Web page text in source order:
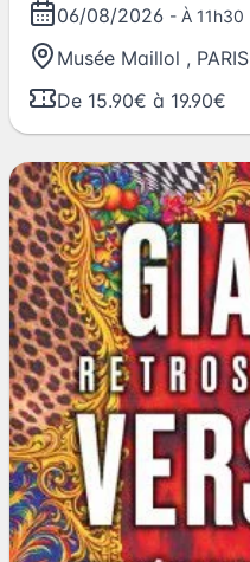
06/08/2026 - À 11h30
Musée Maillol , PARIS
De 15.90€ à 19.90€